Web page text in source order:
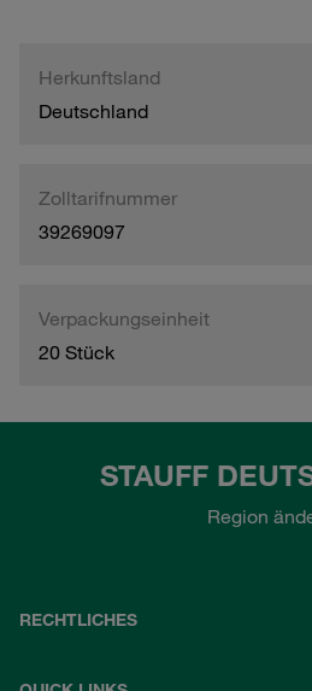
Herkunftsland
Deutschland
Zolltarifnummer
39269097
Verpackungseinheit
20 Stück
STAUFF
Region
RECHTLICHES